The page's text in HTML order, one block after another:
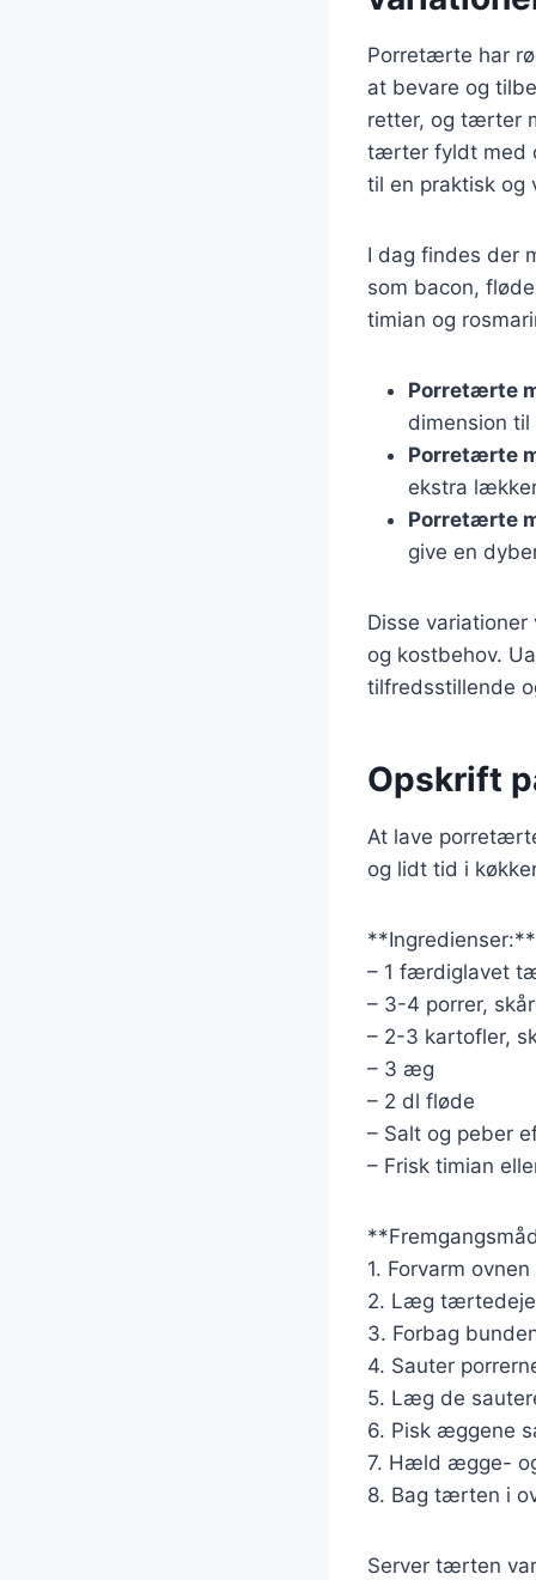
Porretærte har
at bevare og
retter, og tærter
tærter fyldt med
til en praktisk og
I dag findes der
som bacon,
timian og
Porretærte
dimension til
Porretærte
ekstra
Porretærte
give en
Disse
og kostbehov.
tilfredsstillende
Opskrift
At lave
og lidt tid i
**Ingredienser:**
– 1 færdiglavet
– 3-4 porrer,
– 2-3 kartofler,
– 3 æg
– 2 dl fløde
– Salt og peber
– Frisk timian
1. Forvarm
2. Læg
3. Forbag
4. Sauter
5. Læg de
6. Pisk æggene
7. Hæld ægge-
8. Bag tærten i
Server tærten